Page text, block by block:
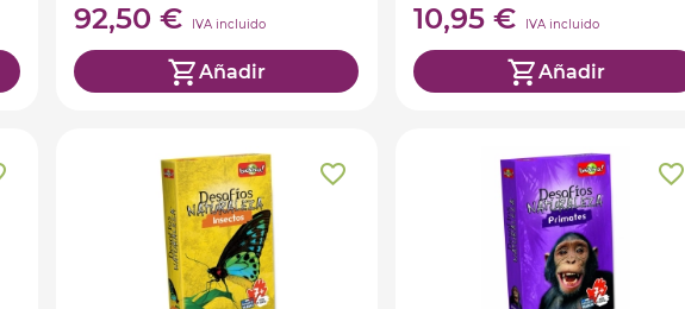
92,50 € IVA incluido
Añadir
10,95 € IVA incluido
Añadir